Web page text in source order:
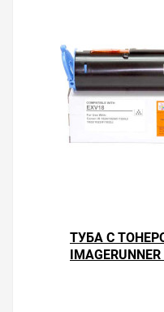
ТУБА С